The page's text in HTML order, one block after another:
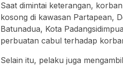
Saat dimintai keterangan,
kosong di kawasan Partapean,
Batunadua, Kota
perbuatan cabul terhadap
Selain itu, pelaku juga